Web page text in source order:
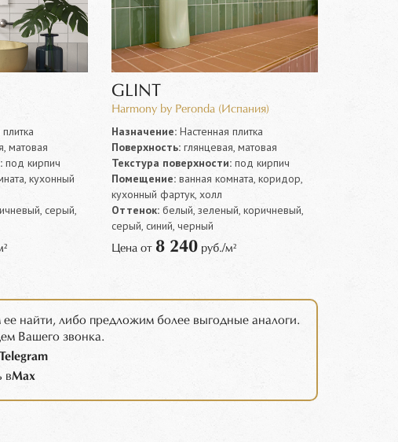
матовая
под кирпич
кухонный
серый,
GLINT
Harmony by Peronda (Испания)
Назначение: Настенная плитка
Поверхность: глянцевая, матовая
Текстура поверхности: под кирпич
Помещение: ванная комната, коридор,
кухонный фартук, холл
Оттенок: белый, зеленый, коричневый,
серый, синий, черный
Цена от 8 240 руб./м²
найти, либо предложим более выгодные аналоги.
Вашего звонка.
Telegram
вMax